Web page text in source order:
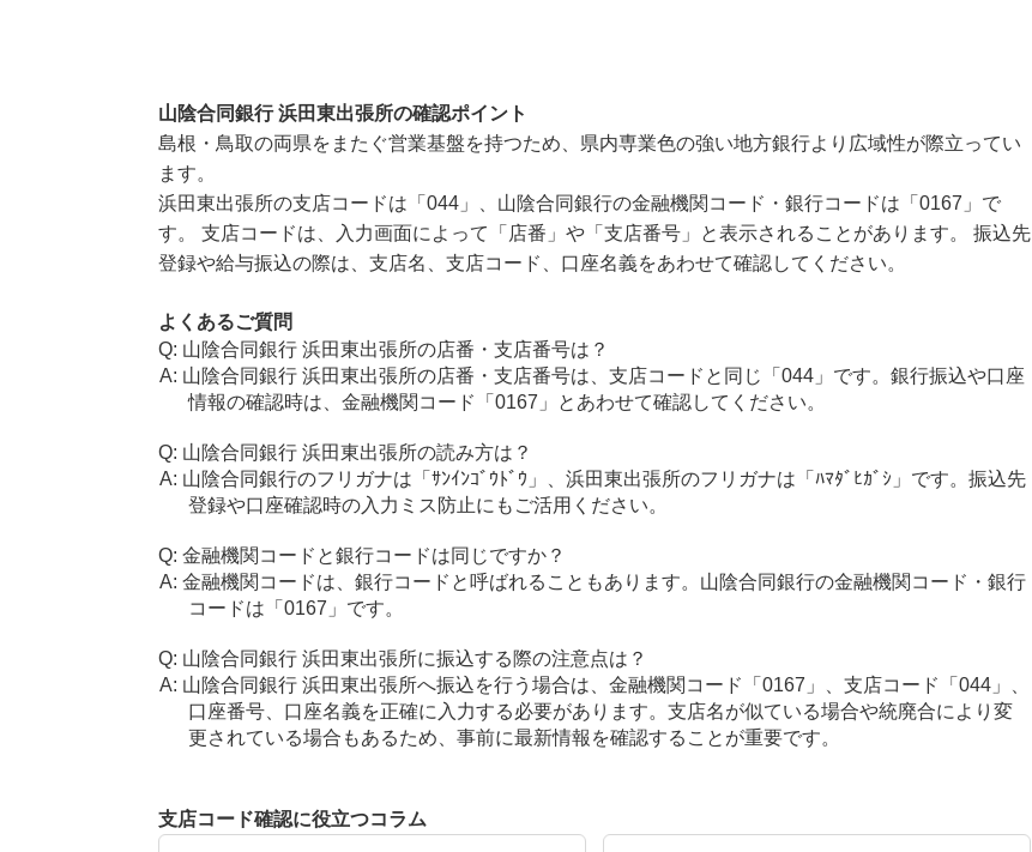
山陰合同銀行 浜田東出張所の確認ポイント
島根・鳥取の両県をまたぐ営業基盤を持つため、県内専業色の強い地方銀行より広域性が際立ってい
ます。
浜田東出張所の支店コードは「044」、山陰合同銀行の金融機関コード・銀行コードは「0167」で
す。 支店コードは、入力画面によって「店番」や「支店番号」と表示されることがあります。 振込先
登録や給与振込の際は、支店名、支店コード、口座名義をあわせて確認してください。
よくあるご質問
山陰合同銀行 浜田東出張所の店番・支店番号は？
山陰合同銀行 浜田東出張所の店番・支店番号は、支店コードと同じ「044」です。銀行振込や口座
情報の確認時は、金融機関コード「0167」とあわせて確認してください。
山陰合同銀行 浜田東出張所の読み方は？
山陰合同銀行のフリガナは「ｻﾝｲﾝｺﾞｳﾄﾞｳ」、浜田東出張所のフリガナは「ﾊﾏﾀﾞﾋｶﾞｼ」です。振込先
登録や口座確認時の入力ミス防止にもご活用ください。
金融機関コードと銀行コードは同じですか？
金融機関コードは、銀行コードと呼ばれることもあります。山陰合同銀行の金融機関コード・銀行
コードは「0167」です。
山陰合同銀行 浜田東出張所に振込する際の注意点は？
山陰合同銀行 浜田東出張所へ振込を行う場合は、金融機関コード「0167」、支店コード「044」、
口座番号、口座名義を正確に入力する必要があります。支店名が似ている場合や統廃合により変
更されている場合もあるため、事前に最新情報を確認することが重要です。
支店コード確認に役立つコラム